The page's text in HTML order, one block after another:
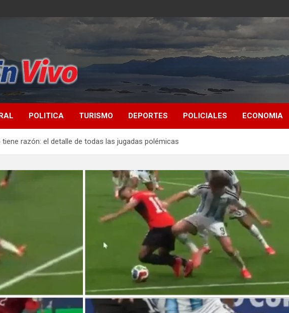
POLITICA TURISMO DEPORTES POLICIALES ECONOMIA
tiene razón: el detalle de todas las jugadas polémicas